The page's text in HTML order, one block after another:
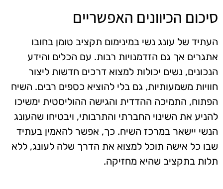
סיכום הכיוונים האפשריים
העתיד של עונג נשי במינימום תקציב טומן בחובו
אתגרים אך גם הזדמנויות רבות. עם הכלים והידע
הנכונים, נשים יכולות למצוא דרכים חדשות ליצור
חוויות משמעותיות, גם בלי להוציא כספים רבים. השיח
הפתוח, התמיכה ההדדית והגישה ההוליסטית ימשיכו
להניע את השינוי החברתי והתרבותי, ויבטיחו שהעונג
הנשי יישאר במרכז השיח. כך, אפשר להאמין בעתיד
שבו כל אישה תוכל למצוא את הדרך שלה לעונג, ללא
תלות בתקציב שהיא מחזיקה.